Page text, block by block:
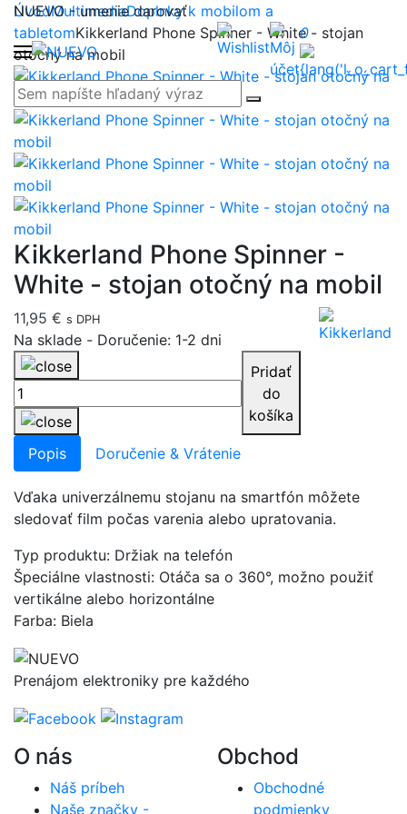
NUEVO - umenie darovať
0
ÚvodMultimediaDoplnky k mobilom a
tabletomKikkerland Phone Spinner - White - stojan
otočný na mobil
Kikkerland Phone Spinner -
White - stojan otočný na mobil
11,95 € s DPH
Na sklade - Doručenie: 1-2 dni
Pridať
do
košíka
Popis Doručenie & Vrátenie
Vďaka univerzálnemu stojanu na smartfón môžete
sledovať film počas varenia alebo upratovania.
Typ produktu: Držiak na telefón
Špeciálne vlastnosti: Otáča sa o 360°, možno použiť
vertikálne alebo horizontálne
Farba: Biela
Prenájom elektroniky pre každého
O nás
Náš príbeh
Naše značky -
Obchod
Obchodné
podmienky